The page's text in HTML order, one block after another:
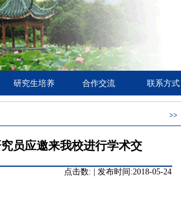
研究生培养 合作交流 联系方式
>>
员应邀来我校进行学术交
点击数: 发布时间:2018-05-24